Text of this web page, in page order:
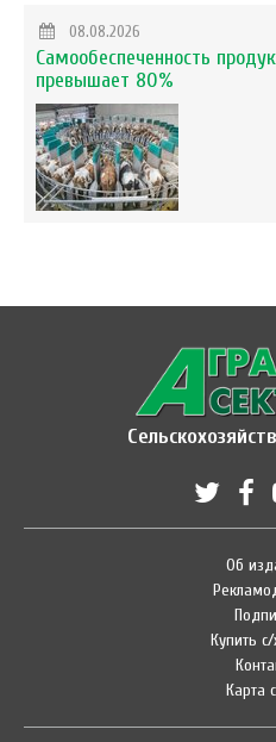
08.08.2026
Самообеспеченность
превышает 80%
Об
Купить
Карта